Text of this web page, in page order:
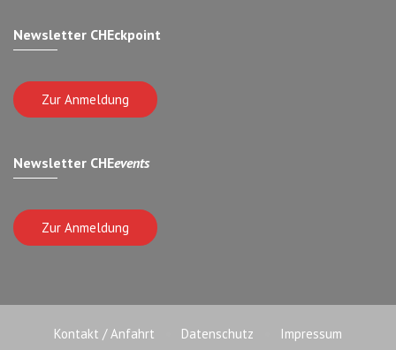
Newsletter CHEckpoint
Zur Anmeldung
Newsletter CHEevents
Zur Anmeldung
Kontakt / Anfahrt Datenschutz Impressum